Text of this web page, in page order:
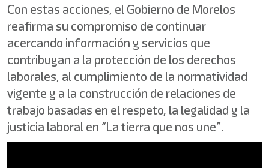
Con estas acciones, el Gobierno de Morelos
reafirma su compromiso de continuar
acercando información y servicios que
contribuyan a la protección de los derechos
laborales, al cumplimiento de la normatividad
vigente y a la construcción de relaciones de
trabajo basadas en el respeto, la legalidad y la
justicia laboral en “La tierra que nos une”.